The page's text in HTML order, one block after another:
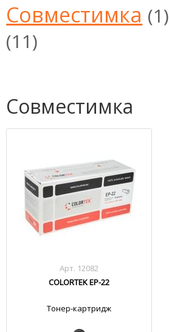
Совместимка (1)
(11)
Совместимка
Арт. 12082
COLORTEK EP-22
Тонер-картридж